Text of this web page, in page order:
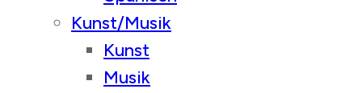
Kunst/Musik
Kunst
Musik